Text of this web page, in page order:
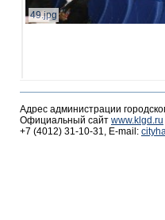
49.jpg
Адрес администрации
Официальный сайт www.klgd.ru
+7 (4012) 31-10-31, E-mail: